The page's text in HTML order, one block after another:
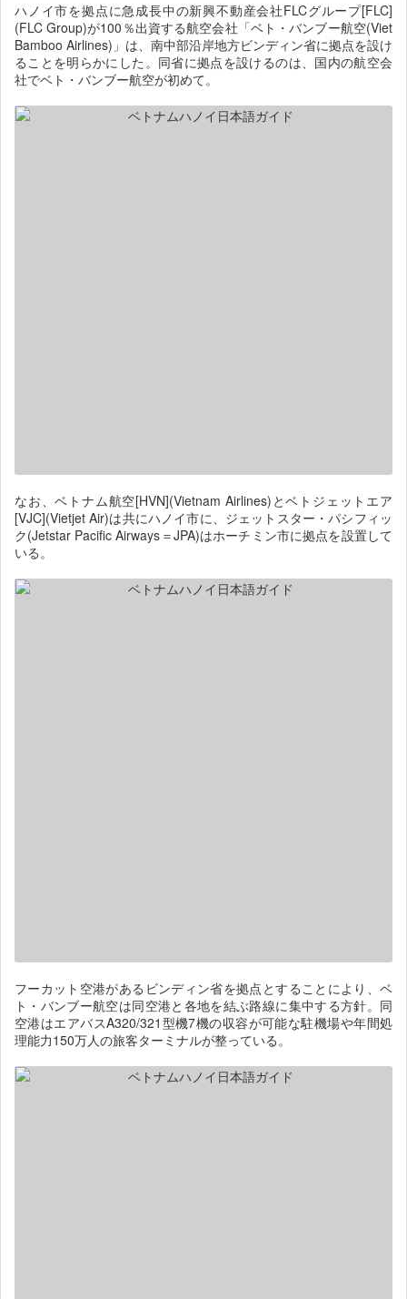
ハノイ市を拠点に急成長中の新興不動産会社FLCグループ[FLC]
(FLC Group)が100％出資する航空会社「ベト・バンブー航空(Viet
Bamboo Airlines)」は、南中部沿岸地方ビンディン省に拠点を設け
ることを明らかにした。同省に拠点を設けるのは、国内の航空会
社でベト・バンブー航空が初めて。
なお、ベトナム航空[HVN](Vietnam Airlines)とベトジェットエア
[VJC](Vietjet Air)は共にハノイ市に、ジェットスター・パシフィッ
ク(Jetstar Pacific Airways＝JPA)はホーチミン市に拠点を設置して
いる。
フーカット空港があるビンディン省を拠点とすることにより、ベ
ト・バンブー航空は同空港と各地を結ぶ路線に集中する方針。同
空港はエアバスA320/321型機7機の収容が可能な駐機場や年間処
理能力150万人の旅客ターミナルが整っている。